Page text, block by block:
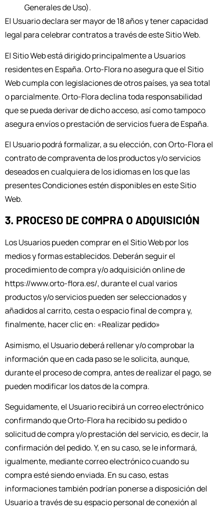
Generales de Uso).
El Usuario declara ser mayor de 18 años y tener capacidad
legal para celebrar contratos a través de este Sitio Web.
El Sitio Web está dirigido principalmente a Usuarios
residentes en España. Orto-Flora no asegura que el Sitio
Web cumpla con legislaciones de otros países, ya sea total
o parcialmente. Orto-Flora declina toda responsabilidad
que se pueda derivar de dicho acceso, así como tampoco
asegura envíos o prestación de servicios fuera de España.
El Usuario podrá formalizar, a su elección, con Orto-Flora el
contrato de compraventa de los productos y/o servicios
deseados en cualquiera de los idiomas en los que las
presentes Condiciones estén disponibles en este Sitio
Web.
3. PROCESO DE COMPRA O ADQUISICIÓN
Los Usuarios pueden comprar en el Sitio Web por los
medios y formas establecidos. Deberán seguir el
procedimiento de compra y/o adquisición online de
https://www.orto-flora.es/, durante el cual varios
productos y/o servicios pueden ser seleccionados y
añadidos al carrito, cesta o espacio final de compra y,
finalmente, hacer clic en: «Realizar pedido»
Asimismo, el Usuario deberá rellenar y/o comprobar la
información que en cada paso se le solicita, aunque,
durante el proceso de compra, antes de realizar el pago, se
pueden modificar los datos de la compra.
Seguidamente, el Usuario recibirá un correo electrónico
confirmando que Orto-Flora ha recibido su pedido o
solicitud de compra y/o prestación del servicio, es decir, la
confirmación del pedido. Y, en su caso, se le informará,
igualmente, mediante correo electrónico cuando su
compra esté siendo enviada. En su caso, estas
informaciones también podrían ponerse a disposición del
Usuario a través de su espacio personal de conexión al